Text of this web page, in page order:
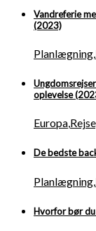
Vandreferie
(2023)
Planlægning,
oplevelse
Europa,
De bedste
Planlægning
Hvorfor bør du